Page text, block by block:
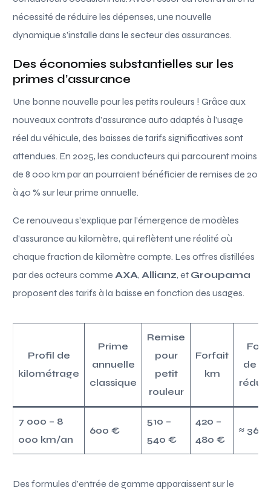
nécessité de réduire les dépenses, une nouvelle
dynamique s’installe dans le secteur des assurances.
Des économies substantielles sur les
primes d’assurance
Une bonne nouvelle pour les petits rouleurs ! Grâce aux
nouveaux contrats d’assurance auto adaptés à l’usage
réel du véhicule, des baisses de tarifs significatives sont
attendues. En 2025, les conducteurs qui parcourent moins
de 8 000 km par an pourraient bénéficier de remises de 20
à 40 % sur leur prime annuelle.
Ce renouveau s’explique par l’émergence de modèles
d’assurance au kilomètre, qui reflètent une réalité où
chaque fraction de kilomètre compte. Les offres distillées
par des acteurs comme AXA, Allianz, et Groupama
proposent des tarifs à la baisse en fonction des usages.
Profil de
kilométrage
Prime
annuelle
classique
Remise
pour
petit
rouleur
Forfait
km
de
7 000 – 8
000 km/an
600 €
510 –
540 €
420 –
480 €
≈ 360
Des formules d’entrée de gamme apparaissent sur le